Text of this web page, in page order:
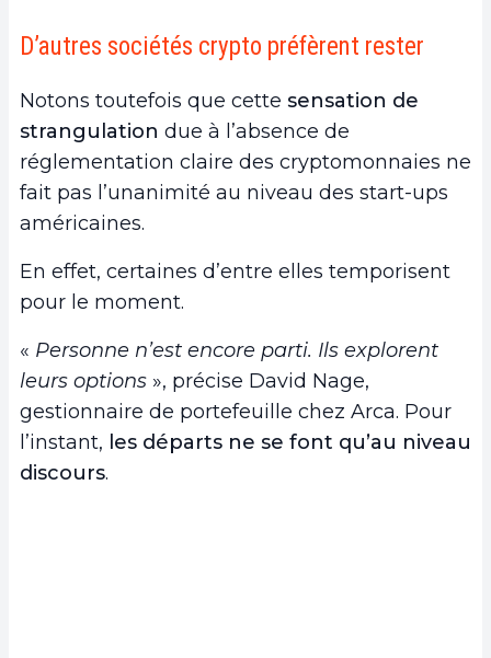
D’autres sociétés crypto préfèrent rester
Notons toutefois que cette sensation de
strangulation due à l’absence de
réglementation claire des cryptomonnaies ne
fait pas l’unanimité au niveau des start-ups
américaines.
En effet, certaines d’entre elles temporisent
pour le moment.
« Personne n’est encore parti. Ils explorent
leurs options », précise David Nage,
gestionnaire de portefeuille chez Arca. Pour
l’instant, les départs ne se font qu’au niveau
discours.